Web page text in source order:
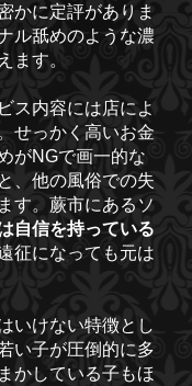
かに定評がありま
ル舐めのような濃
ます。
ス内容には店によ
せっかく高いお金
がNGで画一的な
、他の風俗での失
す。蕨市にあるソ
自信を持っている
征になっても元は
いけない特徴とし
い子が圧倒的に多
かしている子もほ